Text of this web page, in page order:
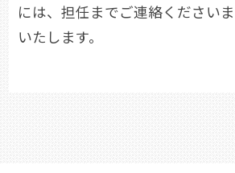
には、担任までご連絡ください
いたします。